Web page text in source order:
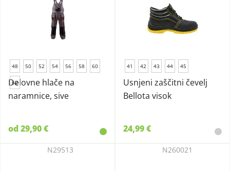
48 50 52 54 56 58 60
62
Delovne hlače na
naramnice, sive
od 29,90 €
41 42 43 44 45
Usnjeni zaščitni čevelj
Bellota visok
24,99 €
N29513 N260021